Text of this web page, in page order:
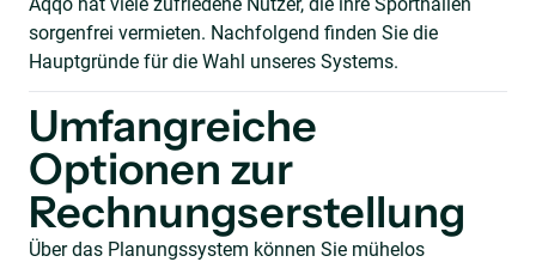
sorgenfrei vermieten. Nachfolgend finden Sie die
Hauptgründe für die Wahl unseres Systems.
Umfangreiche
Optionen zur
Rechnungserstellung
Über das Planungssystem können Sie mühelos